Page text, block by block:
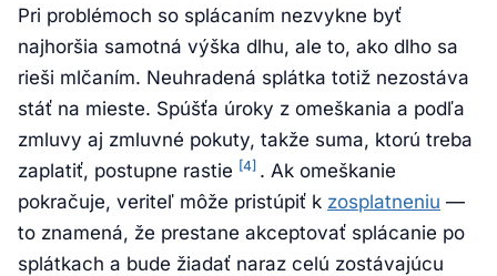
Pri problémoch so splácaním nezvykne byť
najhoršia samotná výška dlhu, ale to, ako dlho sa
rieši mlčaním. Neuhradená splátka totiž nezostáva
stáť na mieste. Spúšťa úroky z omeškania a podľa
zmluvy aj zmluvné pokuty, takže suma, ktorú treba
zaplatiť, postupne rastie [4] . Ak omeškanie
pokračuje, veriteľ môže pristúpiť k zosplatneniu —
to znamená, že prestane akceptovať splácanie po
splátkach a bude žiadať naraz celú zostávajúcu